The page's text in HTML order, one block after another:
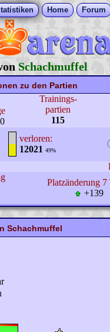
Home Forum
Schachmuffel
zu den Partien
Trainings-
partien
115
verloren:
12021 49%
Platzänderung 7
+139
Schachmuffel